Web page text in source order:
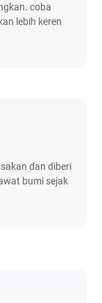
coba
lebih keren
dan diberi
bumi sejak